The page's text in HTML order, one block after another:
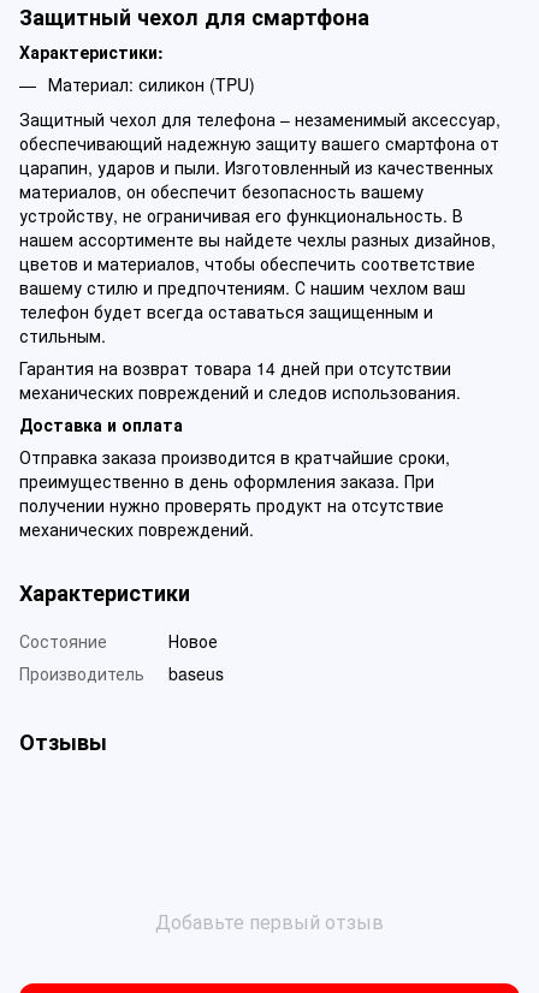
Защитный чехол для смартфона
Характеристики:
Материал: силикон (TPU)
Защитный чехол для телефона – незаменимый аксессуар,
обеспечивающий надежную защиту вашего смартфона от
царапин, ударов и пыли. Изготовленный из качественных
материалов, он обеспечит безопасность вашему
устройству, не ограничивая его функциональность. В
нашем ассортименте вы найдете чехлы разных дизайнов,
цветов и материалов, чтобы обеспечить соответствие
вашему стилю и предпочтениям. С нашим чехлом ваш
телефон будет всегда оставаться защищенным и
стильным.
Гарантия на возврат товара 14 дней при отсутствии
механических повреждений и следов использования.
Доставка и оплата
Отправка заказа производится в кратчайшие сроки,
преимущественно в день оформления заказа. При
получении нужно проверять продукт на отсутствие
механических повреждений.
Характеристики
Состояние
Новое
Производитель
baseus
Отзывы
Добавьте первый отзыв